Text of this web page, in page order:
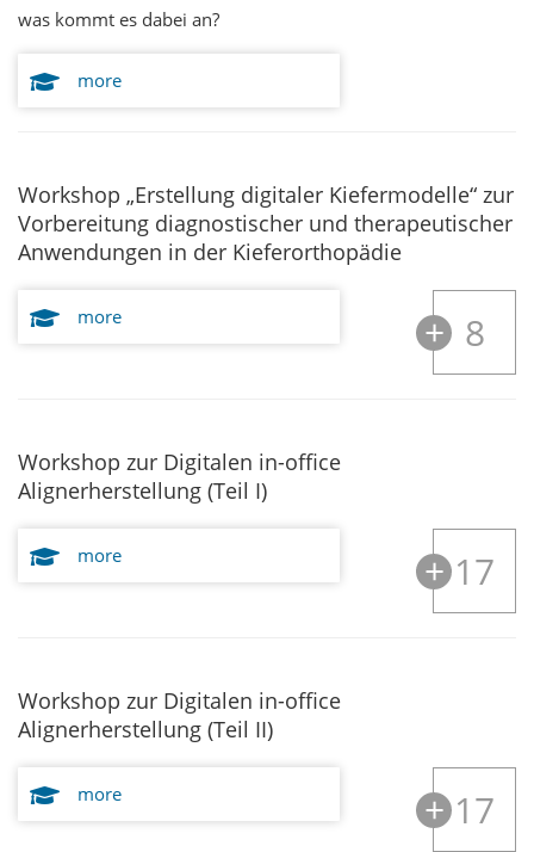
was kommt es dabei an?
more
Workshop „Erstellung digitaler Kiefermodelle“ zur
Vorbereitung diagnostischer und therapeutischer
Anwendungen in der Kieferorthopädie
8
more
Workshop zur Digitalen in-office
Alignerherstellung (Teil I)
17
more
Workshop zur Digitalen in-office
Alignerherstellung (Teil II)
17
more